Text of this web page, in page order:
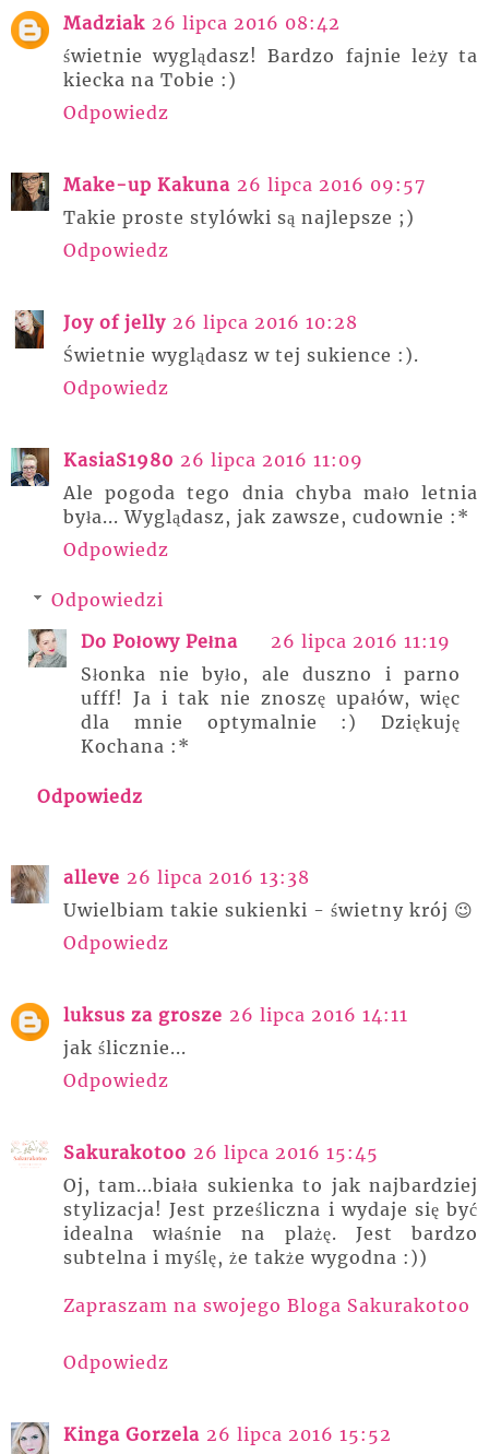
Madziak 26 lipca 2016 08:42
świetnie wyglądasz! Bardzo fajnie leży ta
kiecka na Tobie :)
Odpowiedz
Make-up Kakuna 26 lipca 2016 09:57
Takie proste stylówki są najlepsze ;)
Odpowiedz
Joy of jelly 26 lipca 2016 10:28
Świetnie wyglądasz w tej sukience :).
Odpowiedz
KasiaS1980 26 lipca 2016 11:09
Ale pogoda tego dnia chyba mało letnia
była... Wyglądasz, jak zawsze, cudownie :*
Odpowiedz
Odpowiedzi
Do Połowy Pełna
26 lipca 2016 11:19
Słonka nie było, ale duszno i parno
ufff! Ja i tak nie znoszę upałów, więc
dla mnie optymalnie :) Dziękuję
Kochana :*
Odpowiedz
alleve 26 lipca 2016 13:38
Uwielbiam takie sukienki - świetny krój 😉
Odpowiedz
luksus za grosze 26 lipca 2016 14:11
jak ślicznie...
Odpowiedz
Sakurakotoo 26 lipca 2016 15:45
Oj, tam...biała sukienka to jak najbardziej
stylizacja! Jest prześliczna i wydaje się być
idealna właśnie na plażę. Jest bardzo
subtelna i myślę, że także wygodna :))
Zapraszam na swojego Bloga Sakurakotoo
Odpowiedz
Kinga Gorzela 26 lipca 2016 15:52